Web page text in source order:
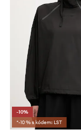
-10%
*-10 % s kódem: LST